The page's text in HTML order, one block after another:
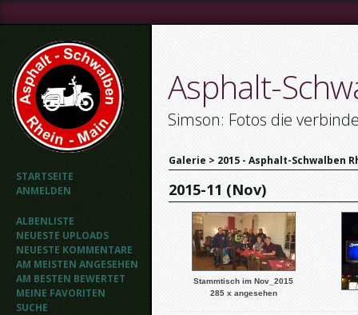
STARTSEITE
ANMELDEN
ALBENLISTE
NEUESTE UPLOADS
NEUESTE KOMMENTARE
AM MEISTEN ANGESEHEN
AM BESTEN BEWERTET
MEINE FAVORITEN
SUCHE
Asphalt-
Simson: Fotos die
Galerie > 2015 - Asphalt-Schwalben
2015-11 (Nov)
Stammtisch im Nov_2015
285 x angesehen